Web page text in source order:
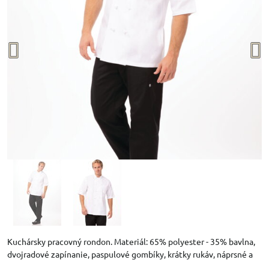
Kuchársky pracovný rondon. Materiál: 65% polyester - 35% bavlna,
dvojradové zapínanie, paspulové gombíky, krátky rukáv, náprsné a